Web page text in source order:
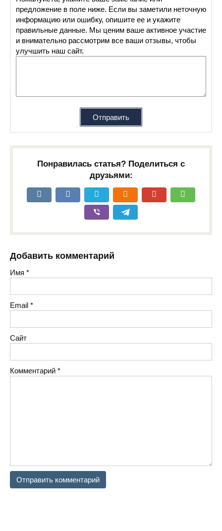
предложение в поле ниже. Если вы заметили неточную
информацию или ошибку, опишите ее и укажите
правильные данные. Мы ценим ваше активное участие
и внимательно рассмотрим все ваши отзывы, чтобы
улучшить наш сайт.
Отправить
Понравилась статья? Поделиться с
друзьями:
Добавить комментарий
Имя *
Email *
Сайт
Комментарий *